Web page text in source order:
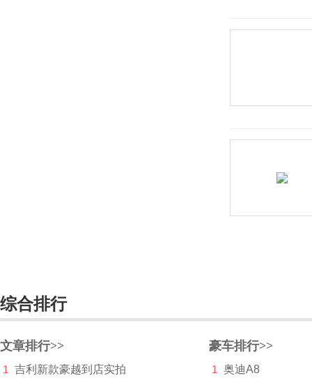
东风风光
东风风神
东风风行
综合排行
文章排行>>
1 吉利新款豪越到店实拍
豪车排行>>
1 奥迪A8